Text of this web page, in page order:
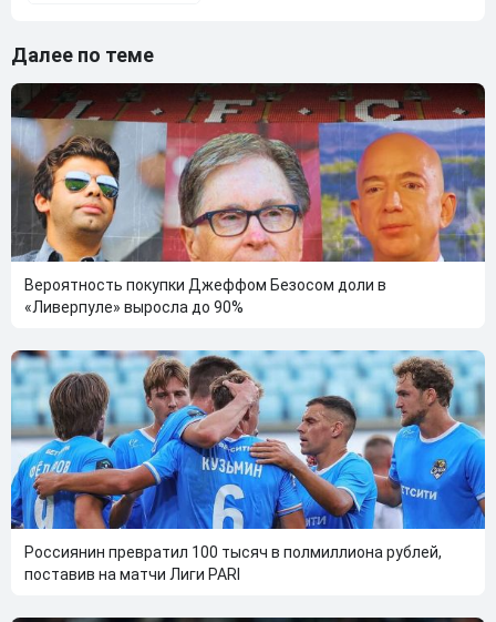
Далее по теме
Вероятность покупки Джеффом Безосом доли в
«Ливерпуле» выросла до 90%
Россиянин превратил 100 тысяч в полмиллиона рублей,
поставив на матчи Лиги PARI